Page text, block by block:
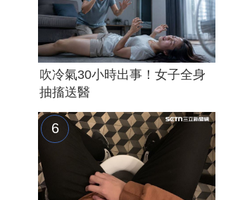
吹冷氣30小時出事！女子全身
抽搐送醫